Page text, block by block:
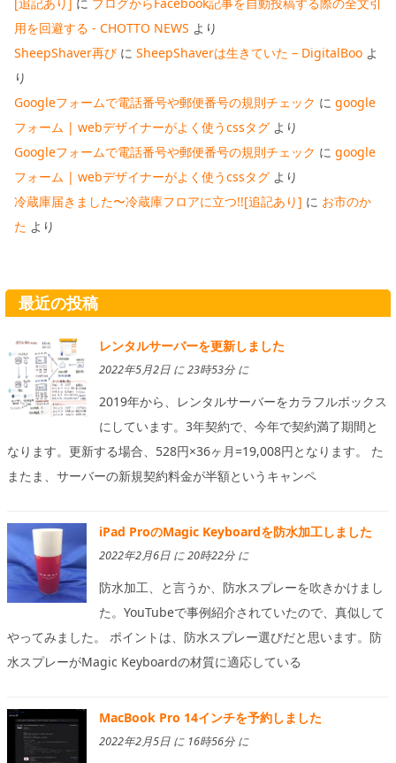
用を回避する - CHOTTO NEWS より
SheepShaver再び に SheepShaverは生きていた – DigitalBoo よ
り
Googleフォームで電話番号や郵便番号の規則チェック に google
フォーム | webデザイナーがよく使うcssタグ より
Googleフォームで電話番号や郵便番号の規則チェック に google
フォーム | webデザイナーがよく使うcssタグ より
冷蔵庫届きました〜冷蔵庫フロアに立つ!![追記あり] に お市のか
た より
最近の投稿
レンタルサーバーを更新しました
2022年5月2日 に 23時53分 に
2019年から、レンタルサーバーをカラフルボックス
にしています。3年契約で、今年で契約満了期間と
なります。更新する場合、528円×36ヶ月=19,008円となります。 た
またま、サーバーの新規契約料金が半額というキャンペ
iPad ProのMagic Keyboardを防水加工しました
2022年2月6日 に 20時22分 に
防水加工、と言うか、防水スプレーを吹きかけまし
た。YouTubeで事例紹介されていたので、真似して
やってみました。 ポイントは、防水スプレー選びだと思います。防
水スプレーがMagic Keyboardの材質に適応している
MacBook Pro 14インチを予約しました
2022年2月5日 に 16時56分 に